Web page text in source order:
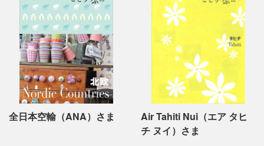
全日本空輸（ANA）さま
Air Tahiti Nui（エア タヒ
チ ヌイ）さま